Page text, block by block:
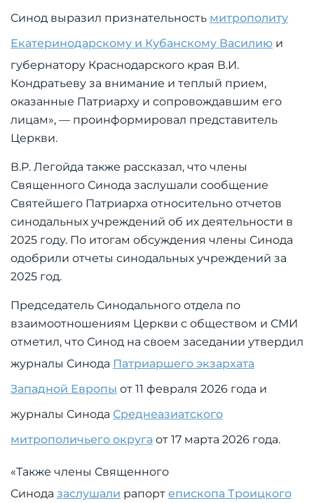
Синод выразил признательность митрополиту
Екатеринодарскому и Кубанскому Василию и
губернатору Краснодарского края В.И.
Кондратьеву за внимание и теплый прием,
оказанные Патриарху и сопровождавшим его
лицам», — проинформировал представитель
Церкви.
В.Р. Легойда также рассказал, что члены
Священного Синода заслушали сообщение
Святейшего Патриарха относительно отчетов
синодальных учреждений об их деятельности в
2025 году. По итогам обсуждения члены Синода
одобрили отчеты синодальных учреждений за
2025 год.
Председатель Синодального отдела по
взаимоотношениям Церкви с обществом и СМИ
отметил, что Синод на своем заседании утвердил
журналы Синода Патриаршего экзархата
Западной Европы от 11 февраля 2026 года и
журналы Синода Среднеазиатского
митрополичьего округа от 17 марта 2026 года.
«Также члены Священного
Синода заслушали рапорт епископа Троицкого